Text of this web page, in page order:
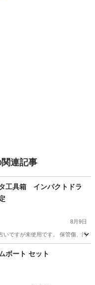
連記事
工具箱 インパクトドラ
8月9日
いですが未使用です。 保管傷、汚
箱ボート セット